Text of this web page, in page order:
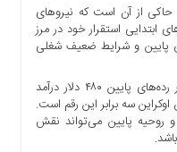
حاکی از آن است که نیرو‌های
ابتدایی استقرار خود در مرز
به دلیل حقوق پایین و شرایط ضعیف شغلی
به طور متوسط، سربازان حرفه‌ای روسی در رده‌های پایین ۴۸۰ دلار درآمد
سه برابر این رقم است.
روحیه پایین می‌تواند نقش